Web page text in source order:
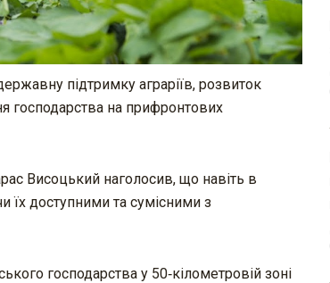
підтримку аграріїв, розвиток
господарства на прифронтових
Висоцький наголосив, що навіть в
їх доступними та сумісними з
господарства у 50‑кілометровій зоні